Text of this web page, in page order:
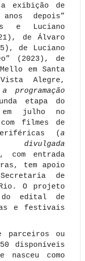
exibição de
depois”
e Luciano
de Álvaro
de Luciano
(2023), de
em Santa
Alegre,
programação
etapa do
julho no
filmes de
(a
com entrada
tem apoio
de
O projeto
do edital de
e festivais
parceiros ou
disponíveis
nasceu como